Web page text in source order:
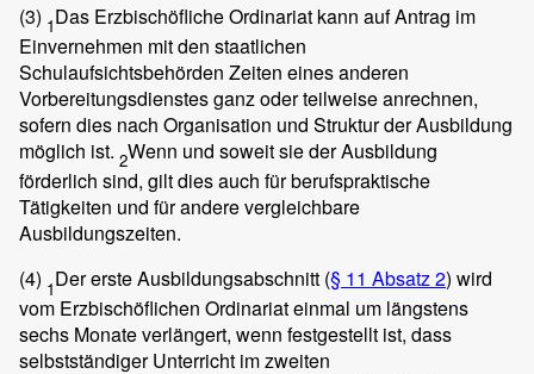
(3) 1Das Erzbischöfliche Ordinariat kann auf Antrag im
Einvernehmen mit den staatlichen
Schulaufsichtsbehörden Zeiten eines anderen
Vorbereitungsdienstes ganz oder teilweise anrechnen,
sofern dies nach Organisation und Struktur der Ausbildung
möglich ist. 2Wenn und soweit sie der Ausbildung
förderlich sind, gilt dies auch für berufspraktische
Tätigkeiten und für andere vergleichbare
Ausbildungszeiten.
(4) 1Der erste Ausbildungsabschnitt (§ 11 Absatz 2) wird
vom Erzbischöflichen Ordinariat einmal um längstens
sechs Monate verlängert, wenn festgestellt ist, dass
selbstständiger Unterricht im zweiten